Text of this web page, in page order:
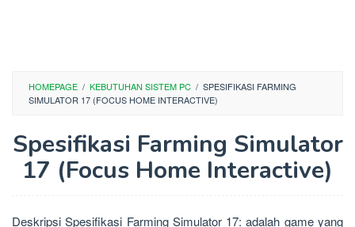
HOMEPAGE / KEBUTUHAN SISTEM PC / SPESIFIKASI FARMING
SIMULATOR 17 (FOCUS HOME INTERACTIVE)
Spesifikasi Farming Simulator
17 (Focus Home Interactive)
Deskripsi Spesifikasi Farming Simulator 17: adalah game yang